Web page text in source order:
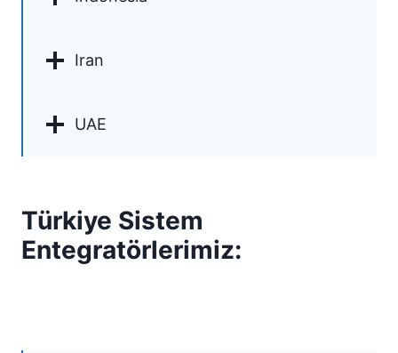
Iran
UAE
Türkiye Sistem
Entegratörlerimiz: